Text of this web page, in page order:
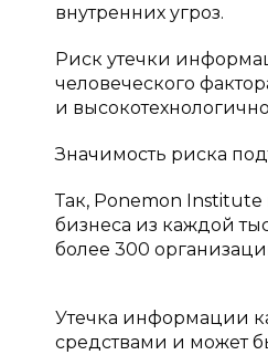
внутренних угроз.
Риск утечки
человеческого
и
Значимость риска
Так, Ponemon
бизнеса из каждой
более 300
Утечка информации
средствами и может